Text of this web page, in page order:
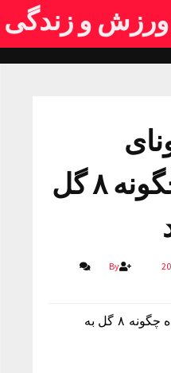
ورزش و زندگی
بحران زده چگونه ۸ گل
By
فیلم/ بارسلونای بحران زده چگونه ۸ گل به